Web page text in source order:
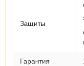
Защиты
Гарантия